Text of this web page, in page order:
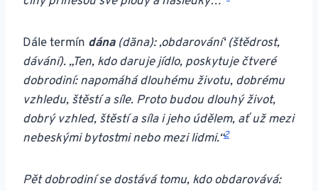
Dále termín dána (dāna): ,obdarování‘ (štědrost,
dávání). „Ten, kdo daruje jídlo, poskytuje čtveré
dobrodiní: napomáhá dlouhému životu, dobrému
vzhledu, štěstí a síle. Proto budou dlouhý život,
dobrý vzhled, štěstí a síla i jeho údělem, ať už mezi
nebeskými bytostmi nebo mezi lidmi.“2
Pět dobrodiní se dostává tomu, kdo obdarovává: